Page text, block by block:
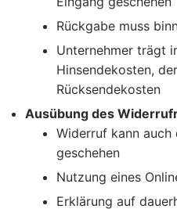
Rückgabe muss
Unternehmer trägt
Hinsendekosten,
Rücksendekosten
Ausübung des
Widerruf kann auch
geschehen
Nutzung eines
Erklärung auf